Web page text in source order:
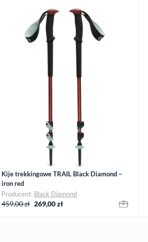
Kije trekkingowe TRAIL Black Diamond –
iron red
Producent: Black Diamond
459,00 zł 269,00zł